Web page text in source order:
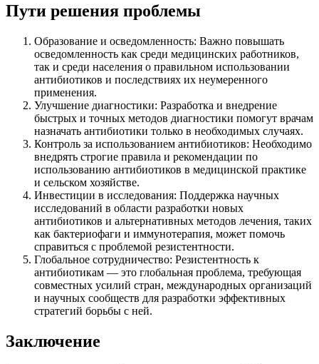
Пути решения проблемы
Образование и осведомленность: Важно повышать
осведомленность как среди медицинских работников,
так и среди населения о правильном использовании
антибиотиков и последствиях их неумеренного
применения.
Улучшение диагностики: Разработка и внедрение
быстрых и точных методов диагностики помогут врачам
назначать антибиотики только в необходимых случаях.
Контроль за использованием антибиотиков: Необходимо
внедрять строгие правила и рекомендации по
использованию антибиотиков в медицинской практике
и сельском хозяйстве.
Инвестиции в исследования: Поддержка научных
исследований в области разработки новых
антибиотиков и альтернативных методов лечения, таких
как бактериофаги и иммунотерапия, может помочь
справиться с проблемой резистентности.
Глобальное сотрудничество: Резистентность к
антибиотикам — это глобальная проблема, требующая
совместных усилий стран, международных организаций
и научных сообществ для разработки эффективных
стратегий борьбы с ней.
Заключение